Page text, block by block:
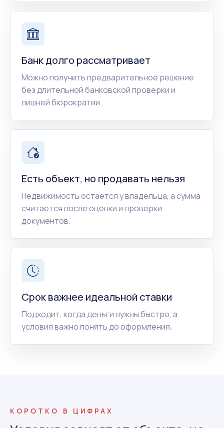
Банк долго рассматривает
Можно получить предварительное решение
без длительной банковской проверки и
лишней бюрократии.
Есть объект, но продавать нельзя
Недвижимость остается у владельца, а сумма
считается после оценки и проверки
документов.
Срок важнее идеальной ставки
Подходит, когда деньги нужны быстро, а
условия важно понять до оформления.
КОРОТКО В ЦИФРАХ